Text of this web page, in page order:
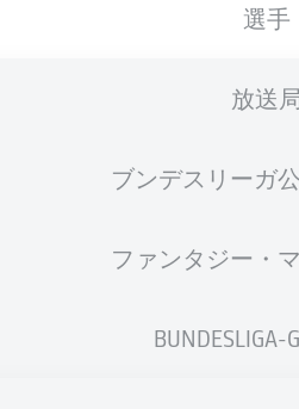
選手
放送
ブンデスリーガ
ファンタジー・
BUNDESLIGA-
統計 シーズ